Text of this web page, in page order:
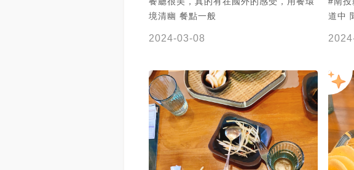
境清幽 餐點一般
2024-03-08
道中